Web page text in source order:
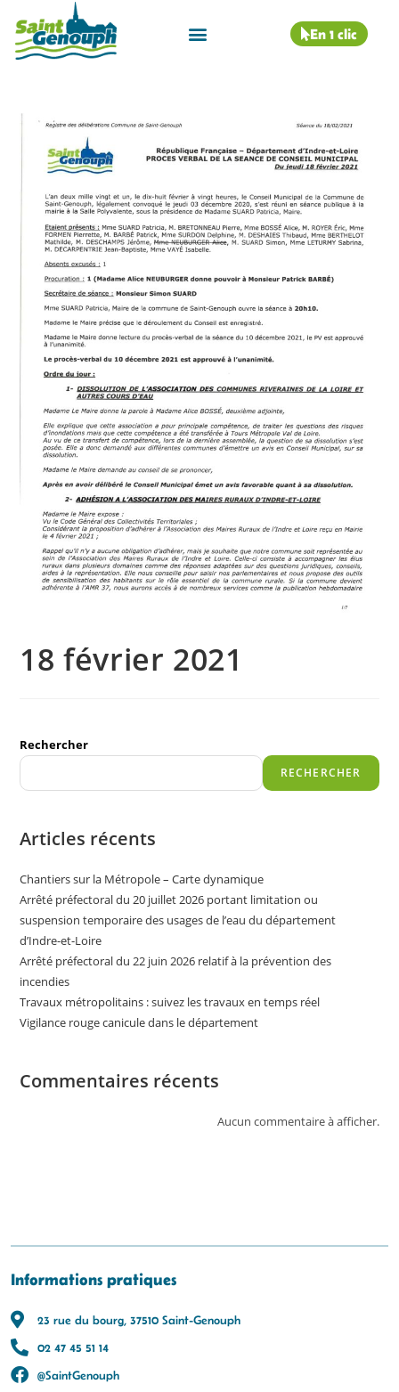
En 1 clic
18 février 2021
Rechercher
RECHERCHER
Articles récents
Chantiers sur la Métropole – Carte dynamique
Arrêté préfectoral du 20 juillet 2026 portant limitation ou
suspension temporaire des usages de l’eau du département
d’Indre-et-Loire
Arrêté préfectoral du 22 juin 2026 relatif à la prévention des
incendies
Travaux métropolitains : suivez les travaux en temps réel
Vigilance rouge canicule dans le département
Commentaires récents
Aucun commentaire à afficher.
Informations pratiques
23 rue du bourg, 37510 Saint-Genouph
02 47 45 51 14
@SaintGenouph